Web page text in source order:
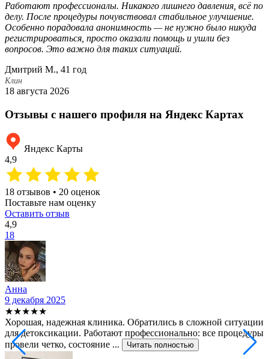
Работают профессионалы. Никакого лишнего давления, всё по
делу. После процедуры почувствовал стабильное улучшение.
Особенно порадовала анонимность — не нужно было никуда
регистрироваться, просто оказали помощь и ушли без
вопросов. Это важно для таких ситуаций.
Дмитрий М., 41 год
Клин
18 августа 2026
Отзывы с нашего профиля на Яндекс Картах
Яндекс Карты
4,9
18 отзывов • 20 оценок
Поставьте нам оценку
Оставить отзыв
4,9
18
Анна
9 декабря 2025
★★★★★
Хорошая, надежная клиника. Обратились в сложной ситуации
для детоксикации. Работают профессионально: все процедуры
провели четко, состояние ...
Читать полностью